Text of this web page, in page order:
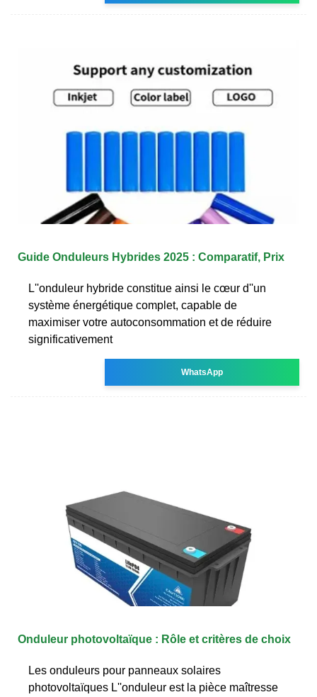
Guide Onduleurs Hybrides 2025 : Comparatif, Prix
L''onduleur hybride constitue ainsi le cœur d''un
système énergétique complet, capable de
maximiser votre autoconsommation et de réduire
significativement
WhatsApp
Onduleur photovoltaïque : Rôle et critères de choix
Les onduleurs pour panneaux solaires
photovoltaïques L''onduleur est la pièce maîtresse